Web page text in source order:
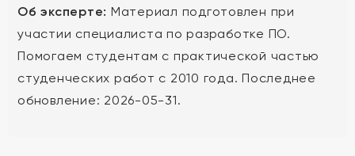
Об эксперте: Материал подготовлен при
участии специалиста по разработке ПО.
Помогаем студентам с практической частью
студенческих работ с 2010 года. Последнее
обновление: 2026-05-31.